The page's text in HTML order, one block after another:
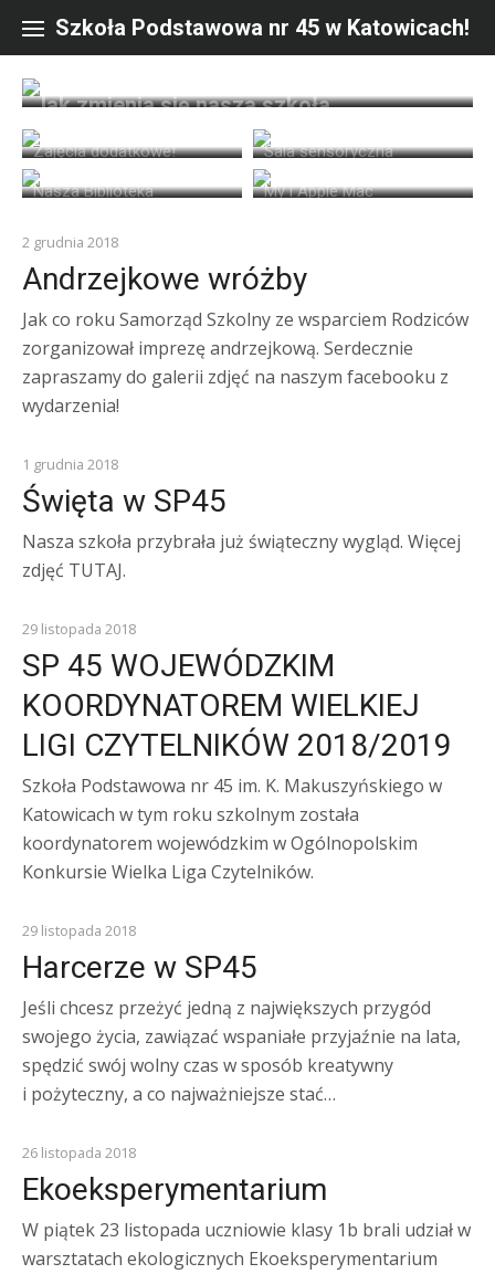
content
Szkoła Podstawowa nr 45 w Katowicach!
Jak zmienia się nasza szkoła
Zajęcia dodatkowe!
Sala sensoryczna
Nasza Biblioteka
My i Apple Mac
Z ŻYCIA SZKOŁY
2 grudnia 2018
Andrzejkowe wróżby
Jak co roku Samorząd Szkolny ze wsparciem Rodziców
zorganizował imprezę andrzejkową. Serdecznie
zapraszamy do galerii zdjęć na naszym facebooku z
wydarzenia!
Z ŻYCIA SZKOŁY
1 grudnia 2018
Święta w SP45
Nasza szkoła przybrała już świąteczny wygląd. Więcej
zdjęć TUTAJ.
Z ŻYCIA SZKOŁY
29 listopada 2018
SP 45 WOJEWÓDZKIM
KOORDYNATOREM WIELKIEJ
LIGI CZYTELNIKÓW 2018/2019
Szkoła Podstawowa nr 45 im. K. Makuszyńskiego w
Katowicach w tym roku szkolnym została
koordynatorem wojewódzkim w Ogólnopolskim
Konkursie Wielka Liga Czytelników.
HARCERZE
29 listopada 2018
Harcerze w SP45
Jeśli chcesz przeżyć jedną z największych przygód
swojego życia, zawiązać wspaniałe przyjaźnie na lata,
spędzić swój wolny czas w sposób kreatywny
i pożyteczny, a co najważniejsze stać…
Z ŻYCIA SZKOŁY
26 listopada 2018
Ekoeksperymentarium
W piątek 23 listopada uczniowie klasy 1b brali udział w
warsztatach ekologicznych Ekoeksperymentarium